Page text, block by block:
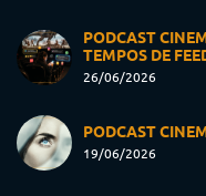
PODCAST
TEMPOS DE
26/06/2026
PODCAST
19/06/2026